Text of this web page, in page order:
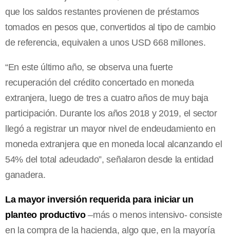
que los saldos restantes provienen de préstamos
tomados en pesos que, convertidos al tipo de cambio
de referencia, equivalen a unos USD 668 millones.
“En este último año, se observa una fuerte
recuperación del crédito concertado en moneda
extranjera, luego de tres a cuatro años de muy baja
participación. Durante los años 2018 y 2019, el sector
llegó a registrar un mayor nivel de endeudamiento en
moneda extranjera que en moneda local alcanzando el
54% del total adeudado”, señalaron desde la entidad
ganadera.
La mayor inversión requerida para iniciar un
planteo productivo–más o menos intensivo- consiste
en la compra de la hacienda, algo que, en la mayoría